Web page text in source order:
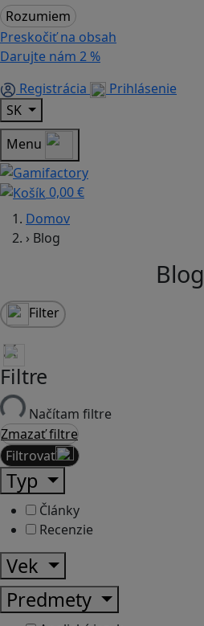
Rozumiem
Preskočiť na obsah
Darujte nám 2 %
Registrácia
Prihlásenie
SK
Menu
0,00 €
Domov
› Blog
Blog
Filter
Filtre
Načítam filtre
Zmazať filtre
Filtrovať
Typ
Články
Recenzie
Vek
Predmety